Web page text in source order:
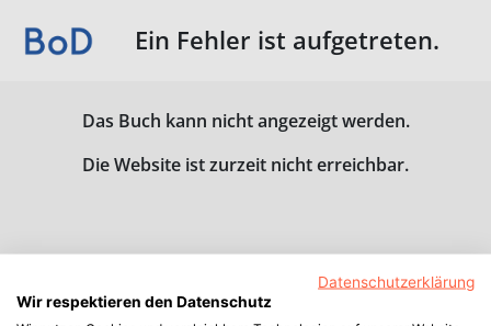
Ein Fehler ist aufgetreten.
Das Buch kann nicht angezeigt werden.
Die Website ist zurzeit nicht erreichbar.
Datenschutzerklärung
Wir respektieren den Datenschutz